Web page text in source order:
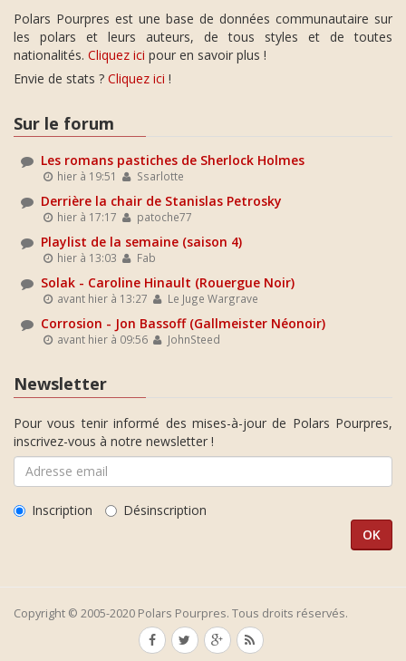
Polars Pourpres est une base de données communautaire sur
les polars et leurs auteurs, de tous styles et de toutes
nationalités. Cliquez ici pour en savoir plus !
Envie de stats ? Cliquez ici !
Sur le forum
Les romans pastiches de Sherlock Holmes
hier à 19:51 Ssarlotte
Derrière la chair de Stanislas Petrosky
hier à 17:17 patoche77
Playlist de la semaine (saison 4)
hier à 13:03 Fab
Solak - Caroline Hinault (Rouergue Noir)
avant hier à 13:27 Le Juge Wargrave
Corrosion - Jon Bassoff (Gallmeister Néonoir)
avant hier à 09:56 JohnSteed
Newsletter
Pour vous tenir informé des mises-à-jour de Polars Pourpres,
inscrivez-vous à notre newsletter !
Inscription Désinscription
Copyright © 2005-2020 Polars Pourpres. Tous droits réservés.